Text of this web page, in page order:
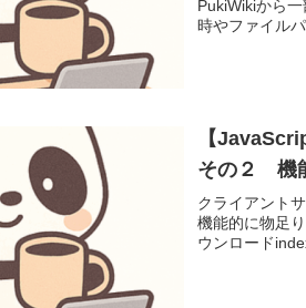
PukiWikiから
時やファイル
【
その２ 機
クライアント
機能的に物足
ウンロード